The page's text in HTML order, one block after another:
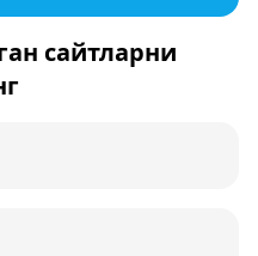
сайтларни